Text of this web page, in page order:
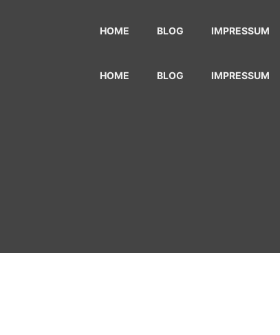
HOME BLOG IMPRESSUM
HOME BLOG IMPRESSUM